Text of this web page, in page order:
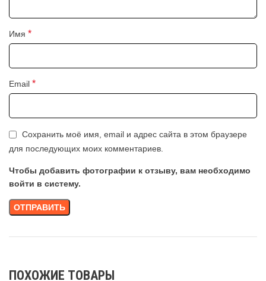
Имя *
Email *
Сохранить моё имя, email и адрес сайта в этом браузере
для последующих моих комментариев.
Чтобы добавить фотографии к отзыву, вам необходимо
войти в систему.
ПОХОЖИЕ ТОВАРЫ